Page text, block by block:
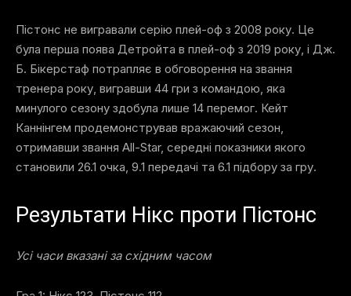
Пістонс не вигравали серію плей-оф з 2008 року. Це
була перша поява Детройта в плей-оф з 2019 року, і Дж.
Б. Бікерстаф потрапляє в обговорення на звання
тренера року, вигравши 44 гри з командою, яка
минулого сезону здобула лише 14 перемог. Кейт
Каннінгем продемонстрував вражаючий сезон,
отримавши звання All-Star, середні показники якого
становили 26.1 очка, 9.1 передачі та 6.1 підбору за гру.
Результати Нікс проти Пістонс
Усі часи вказані за східним часом